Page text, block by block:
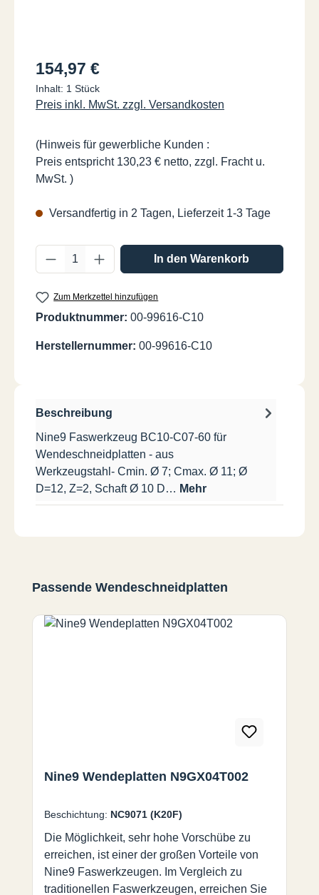
Regulärer Preis:
154,97 €
Inhalt: 1 Stück
Preis inkl. MwSt. zzgl. Versandkosten
(Hinweis für gewerbliche Kunden :
Preis entspricht 130,23 € netto, zzgl. Fracht u.
MwSt. )
Versandfertig in 2 Tagen, Lieferzeit 1-3 Tage
Produkt Anzahl: Gib den gewünschten
In den Warenkorb
Zum Merkzettel hinzufügen
Produktnummer: 00-99616-C10
Herstellernummer: 00-99616-C10
Beschreibung
Nine9 Faswerkzeug BC10-C07-60 für
Wendeschneidplatten - aus
Werkzeugstahl- Cmin. Ø 7; Cmax. Ø 11; Ø
D=12, Z=2, Schaft Ø 10 D… Mehr
Produktgalerie überspringen
Passende Wendeschneidplatten
Nine9 Wendeplatten N9GX04T002
Beschichtung: NC9071 (K20F)
Die Möglichkeit, sehr hohe Vorschübe zu
erreichen, ist einer der großen Vorteile von
Nine9 Faswerkzeugen. Im Vergleich zu
traditionellen Faswerkzeugen, erreichen Sie